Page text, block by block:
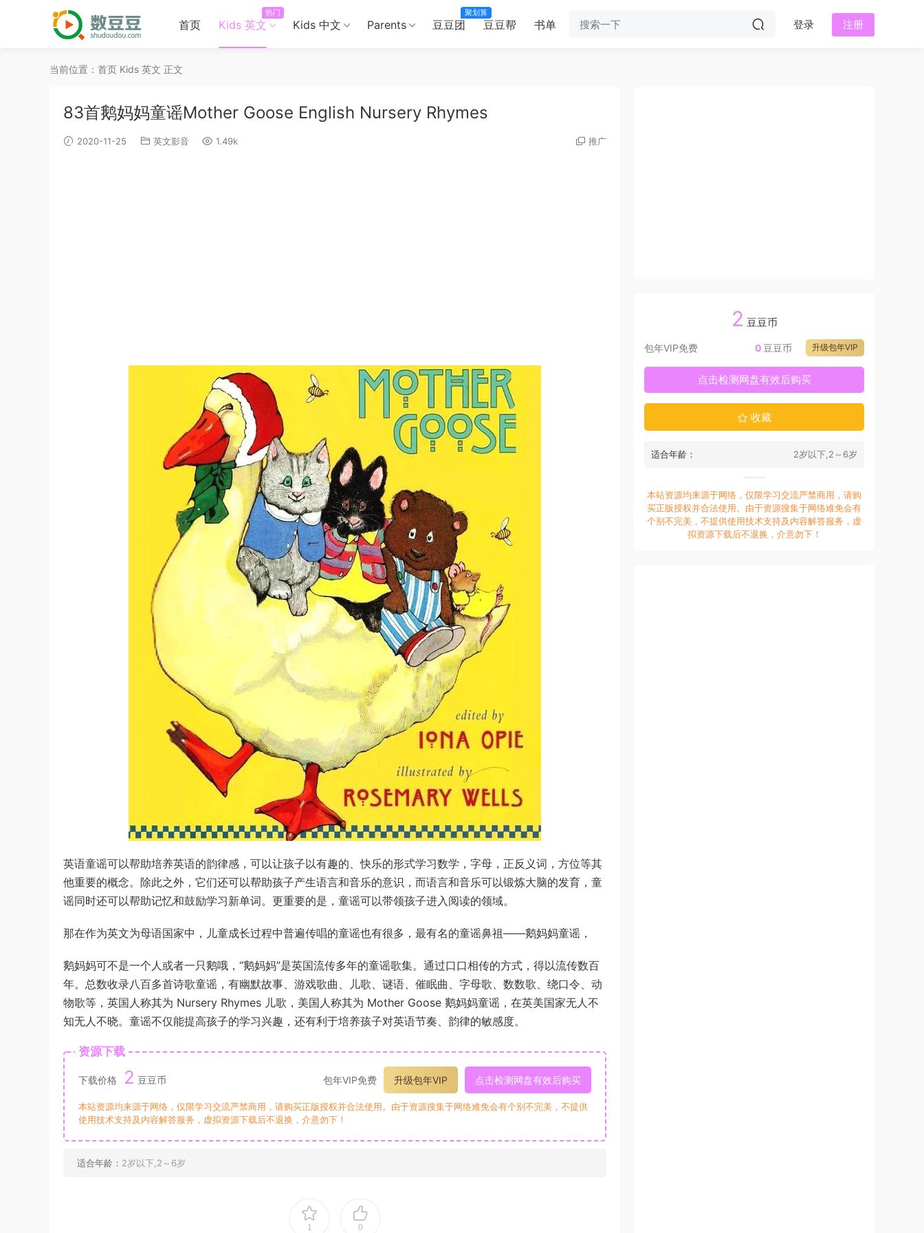
首页 Kids 英文
热门
Kids 中文 Parents 豆豆团
聚划算
豆豆帮 书单 登录 注册
当前位置： 首页 Kids 英文 正文
83首鹅妈妈童谣Mother Goose English Nursery Rhymes
2020-11-25 英文影音 1.49k 推广
英语童谣可以帮助培养英语的韵律感，可以让孩子以有趣的、快乐的形式学习数学，字母，正反义词，方位等其
他重要的概念。除此之外，它们还可以帮助孩子产生语言和音乐的意识，而语言和音乐可以锻炼大脑的发育，童
谣同时还可以帮助记忆和鼓励学习新单词。更重要的是，童谣可以带领孩子进入阅读的领域。
那在作为英文为母语国家中，儿童成长过程中普遍传唱的童谣也有很多，最有名的童谣鼻祖——鹅妈妈童谣，
鹅妈妈可不是一个人或者一只鹅哦，“鹅妈妈”是英国流传多年的童谣歌集。通过口口相传的方式，得以流传数百
年。总数收录八百多首诗歌童谣，有幽默故事、游戏歌曲、儿歌、谜语、催眠曲、字母歌、数数歌、绕口令、动
物歌等，英国人称其为 Nursery Rhymes 儿歌，美国人称其为 Mother Goose 鹅妈妈童谣，在英美国家无人不
知无人不晓。童谣不仅能提高孩子的学习兴趣，还有利于培养孩子对英语节奏、韵律的敏感度。
资源下载
下载价格 2 豆豆币 包年VIP免费 升级包年VIP 点击检测网盘有效后购买
本站资源均来源于网络，仅限学习交流严禁商用，请购买正版授权并合法使用。由于资源搜集于网络难免会有个别不完美，不提供
使用技术支持及内容解答服务，虚拟资源下载后不退换，介意勿下！
适合年龄： 2岁以下,2～6岁
1 0
2 豆豆币
包年VIP免费 升级包年VIP
0 豆豆币
点击检测网盘有效后购买
收藏
适合年龄： 2岁以下,2～6岁
本站资源均来源于网络，仅限学习交流严禁商用，请购
买正版授权并合法使用。由于资源搜集于网络难免会有
个别不完美，不提供使用技术支持及内容解答服务，虚
拟资源下载后不退换，介意勿下！